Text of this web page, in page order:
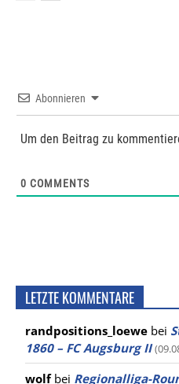
Abonnieren
Um den Beitrag zu
0 COMMENTS
LETZTE KOMMENTARE
randpositions_loewe bei
1860 – FC Augsburg II
wolfbei Regionalliga-